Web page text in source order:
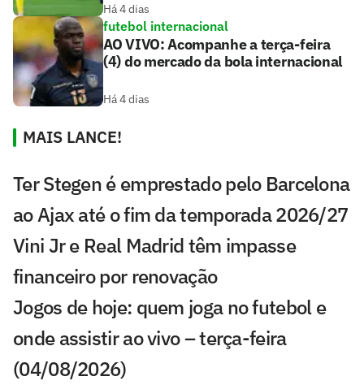
Há 4 dias
futebol internacional
AO VIVO: Acompanhe a terça-feira
(4) do mercado da bola internacional
Há 4 dias
MAIS LANCE!
Ter Stegen é emprestado pelo Barcelona
ao Ajax até o fim da temporada 2026/27
Vini Jr e Real Madrid têm impasse
financeiro por renovação
Jogos de hoje: quem joga no futebol e
onde assistir ao vivo – terça-feira
(04/08/2026)